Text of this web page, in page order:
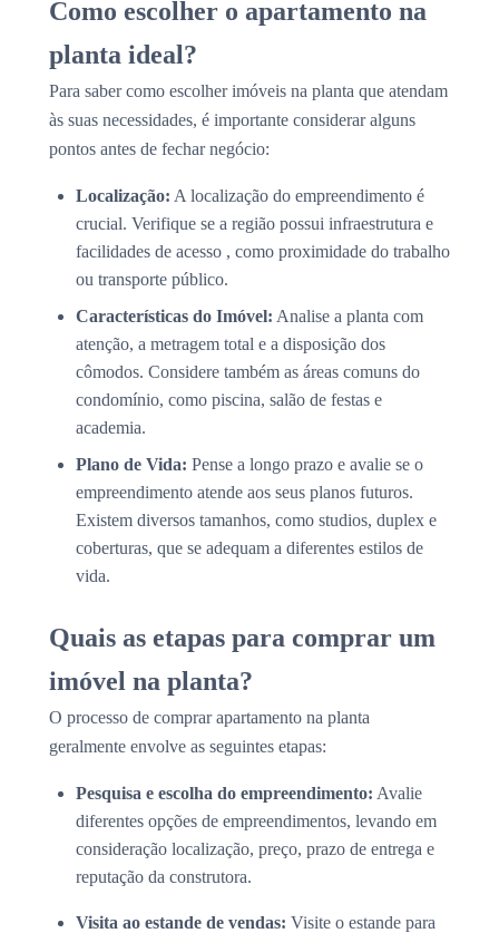
Como escolher o apartamento na
planta ideal?
Para saber como escolher imóveis na planta que atendam
às suas necessidades, é importante considerar alguns
pontos antes de fechar negócio:
Localização: A localização do empreendimento é
crucial. Verifique se a região possui infraestrutura e
facilidades de acesso , como proximidade do trabalho
ou transporte público.
Características do Imóvel: Analise a planta com
atenção, a metragem total e a disposição dos
cômodos. Considere também as áreas comuns do
condomínio, como piscina, salão de festas e
academia.
Plano de Vida: Pense a longo prazo e avalie se o
empreendimento atende aos seus planos futuros.
Existem diversos tamanhos, como studios, duplex e
coberturas, que se adequam a diferentes estilos de
vida.
Quais as etapas para comprar um
imóvel na planta?
O processo de comprar apartamento na planta
geralmente envolve as seguintes etapas:
Pesquisa e escolha do empreendimento: Avalie
diferentes opções de empreendimentos, levando em
consideração localização, preço, prazo de entrega e
reputação da construtora.
Visita ao estande de vendas: Visite o estande para